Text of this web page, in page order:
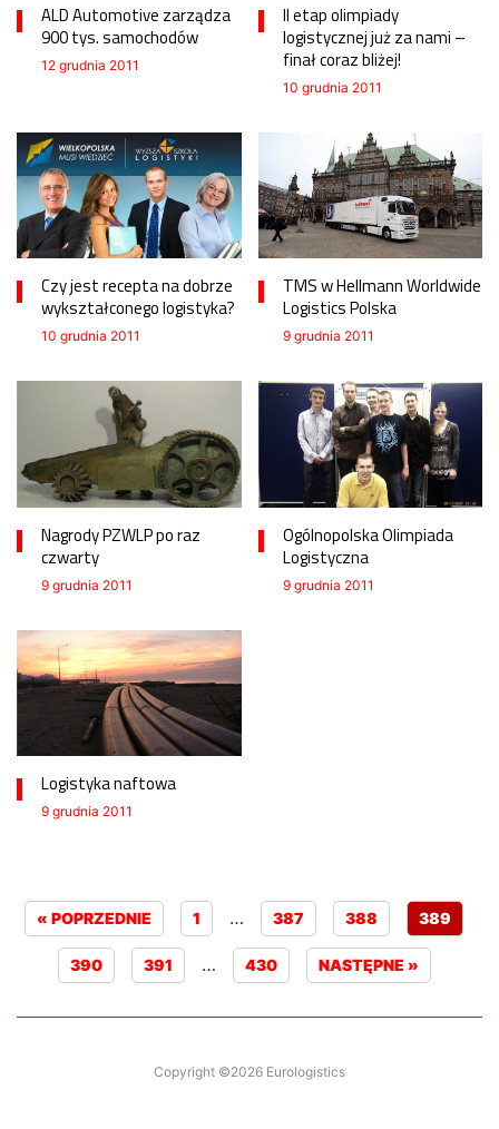
ALD Automotive zarządza
900 tys. samochodów
12 grudnia 2011
II etap olimpiady
logistycznej już za nami –
finał coraz bliżej!
10 grudnia 2011
Czy jest recepta na dobrze
wykształconego logistyka?
10 grudnia 2011
TMS w Hellmann Worldwide
Logistics Polska
9 grudnia 2011
Nagrody PZWLP po raz
czwarty
9 grudnia 2011
Ogólnopolska Olimpiada
Logistyczna
9 grudnia 2011
Logistyka naftowa
9 grudnia 2011
« POPRZEDNIE 1 … 387 388 389
390 391 … 430 NASTĘPNE »
Copyright ©2026 Eurologistics